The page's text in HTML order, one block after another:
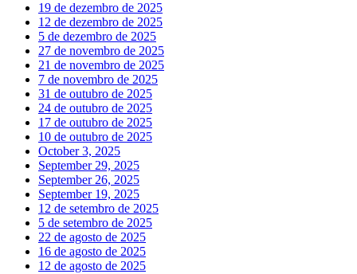
19 de dezembro de 2025
12 de dezembro de 2025
5 de dezembro de 2025
27 de novembro de 2025
21 de novembro de 2025
7 de novembro de 2025
31 de outubro de 2025
24 de outubro de 2025
17 de outubro de 2025
10 de outubro de 2025
October 3, 2025
September 29, 2025
September 26, 2025
September 19, 2025
12 de setembro de 2025
5 de setembro de 2025
22 de agosto de 2025
16 de agosto de 2025
12 de agosto de 2025